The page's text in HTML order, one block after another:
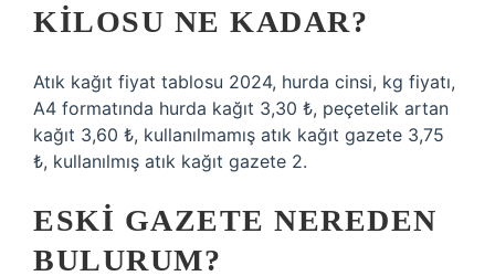
KILOSU NE KADAR?
Atık kağıt fiyat tablosu 2024, hurda cinsi, kg fiyatı,
A4 formatında hurda kağıt 3,30 ₺, peçetelik artan
kağıt 3,60 ₺, kullanılmamış atık kağıt gazete 3,75
₺, kullanılmış atık kağıt gazete 2.
ESKI GAZETE NEREDEN
BULURUM?